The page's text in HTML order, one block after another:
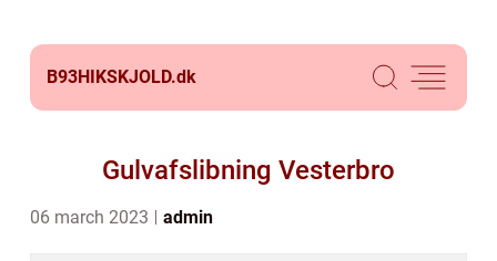
B93HIKSKJOLD.dk
Gulvafslibning Vesterbro
06 march 2023 admin